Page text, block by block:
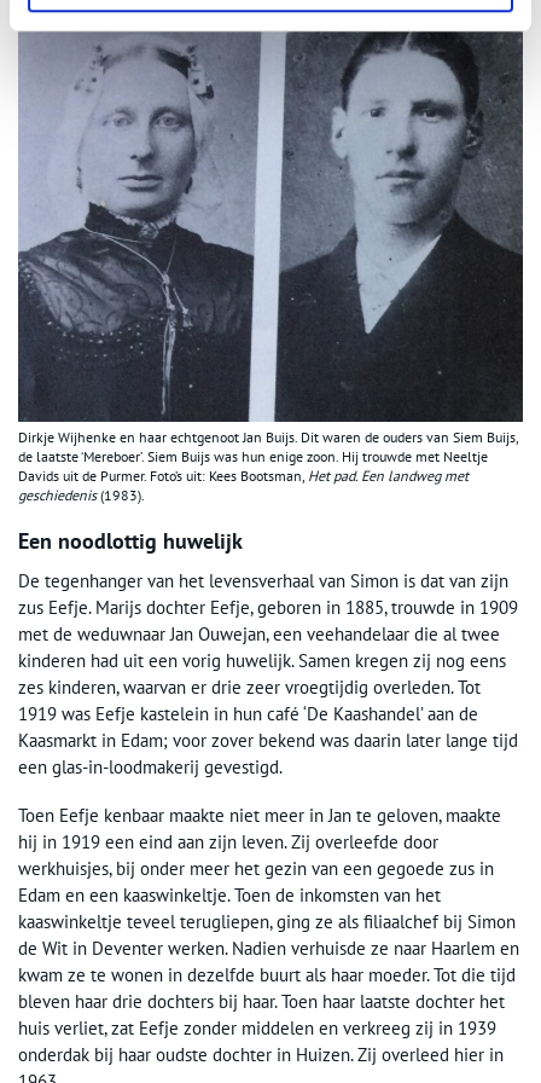
Dirkje Wijhenke en haar echtgenoot Jan Buijs. Dit waren de ouders van Siem Buijs,
de laatste ‘Mereboer’. Siem Buijs was hun enige zoon. Hij trouwde met Neeltje
Davids uit de Purmer. Foto’s uit: Kees Bootsman, Het pad. Een landweg met
geschiedenis(1983).
Een noodlottig huwelijk
De tegenhanger van het levensverhaal van Simon is dat van zijn
zus Eefje. Marijs dochter Eefje, geboren in 1885, trouwde in 1909
met de weduwnaar Jan Ouwejan, een veehandelaar die al twee
kinderen had uit een vorig huwelijk. Samen kregen zij nog eens
zes kinderen, waarvan er drie zeer vroegtijdig overleden. Tot
1919 was Eefje kastelein in hun café ‘De Kaashandel’ aan de
Kaasmarkt in Edam; voor zover bekend was daarin later lange tijd
een glas-in-loodmakerij gevestigd.
Toen Eefje kenbaar maakte niet meer in Jan te geloven, maakte
hij in 1919 een eind aan zijn leven. Zij overleefde door
werkhuisjes, bij onder meer het gezin van een gegoede zus in
Edam en een kaaswinkeltje. Toen de inkomsten van het
kaaswinkeltje teveel terugliepen, ging ze als filiaalchef bij Simon
de Wit in Deventer werken. Nadien verhuisde ze naar Haarlem en
kwam ze te wonen in dezelfde buurt als haar moeder. Tot die tijd
bleven haar drie dochters bij haar. Toen haar laatste dochter het
huis verliet, zat Eefje zonder middelen en verkreeg zij in 1939
onderdak bij haar oudste dochter in Huizen. Zij overleed hier in